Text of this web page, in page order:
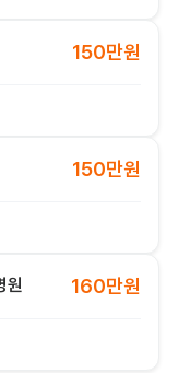
150만원
150만원
원 160만원